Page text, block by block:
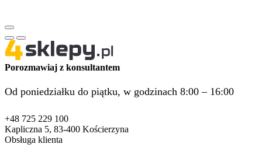
Porozmawiaj z konsultantem
Od poniedziałku do piątku, w godzinach 8:00 – 16:00
+48 725 229 100
Kapliczna 5, 83-400 Kościerzyna
Obsługa klienta